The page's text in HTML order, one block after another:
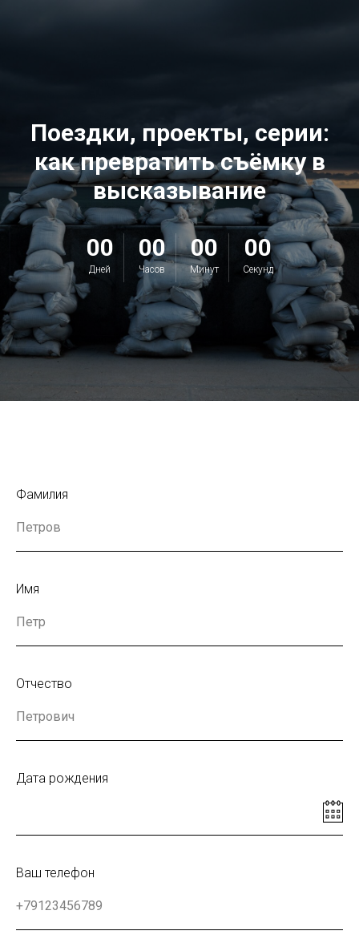
Поездки, проекты, серии:
как превратить съёмку в
высказывание
00
Дней
00
Часов
00
Минут
00
Секунд
Фамилия
Имя
Отчество
Дата рождения
Ваш телефон